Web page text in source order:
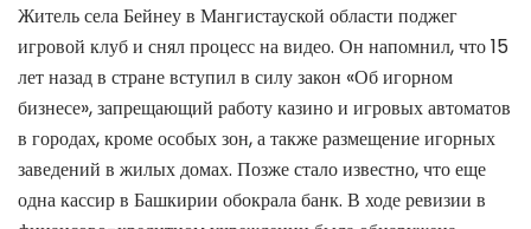
Житель села Бейнеу в Мангистауской области поджег
игровой клуб и снял процесс на видео. Он напомнил, что 15
лет назад в стране вступил в силу закон «Об игорном
бизнесе», запрещающий работу казино и игровых автоматов
в городах, кроме особых зон, а также размещение игорных
заведений в жилых домах. Позже стало известно, что еще
одна кассир в Башкирии обокрала банк. В ходе ревизии в